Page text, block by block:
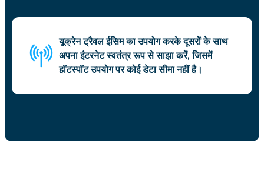
यूक्रेन ट्रैवल ईसिम का उपयोग करके दूसरों के साथ
अपना इंटरनेट स्वतंत्र रूप से साझा करें, जिसमें
हॉटस्पॉट उपयोग पर कोई डेटा सीमा नहीं है।